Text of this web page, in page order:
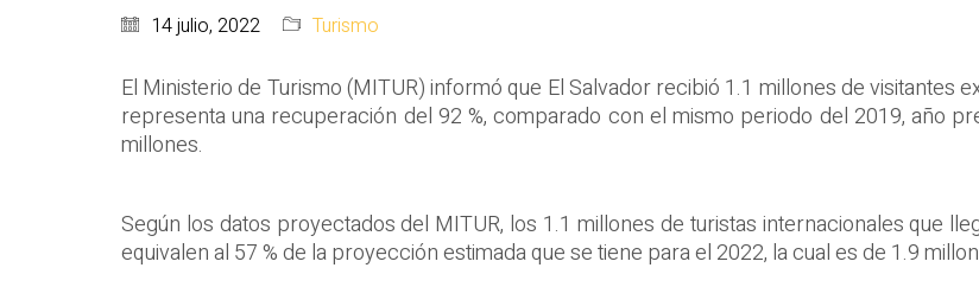
14 julio, 2022 Turismo
El Ministerio de Turismo (MITUR) informó que El Salvador recibió 1.1 millones de visitantes
representa una recuperación del 92 %, comparado con el mismo periodo del 2019, año
millones.
Según los datos proyectados del MITUR, los 1.1 millones de turistas internacionales que
equivalen al 57 % de la proyección estimada que se tiene para el 2022, la cual es de 1.9